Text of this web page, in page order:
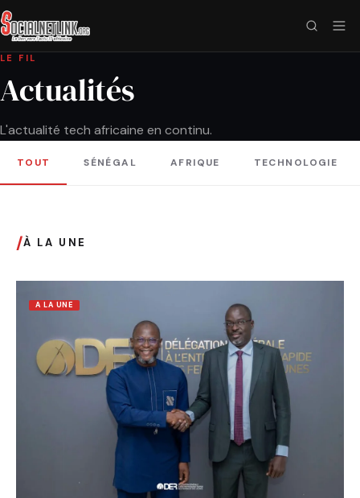
LE FIL
Actualités
L'actualité tech africaine en continu.
TOUT SÉNÉGAL AFRIQUE TECHNOLOGIE
/À LA UNE
A LA UNE